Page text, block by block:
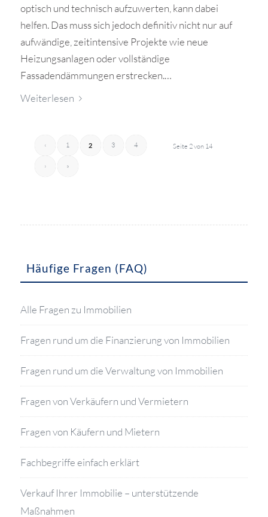
optisch und technisch aufzuwerten, kann dabei
helfen. Das muss sich jedoch definitiv nicht nur auf
aufwändige, zeitintensive Projekte wie neue
Heizungsanlagen oder vollständige
Fassadendämmungen erstrecken.…
Weiterlesen
Seite 2 von 14
‹ 1 2 3 4
› »
Häufige Fragen (FAQ)
Alle Fragen zu Immobilien
Fragen rund um die Finanzierung von Immobilien
Fragen rund um die Verwaltung von Immobilien
Fragen von Verkäufern und Vermietern
Fragen von Käufern und Mietern
Fachbegriffe einfach erklärt
Verkauf Ihrer Immobilie – unterstützende
Maßnahmen